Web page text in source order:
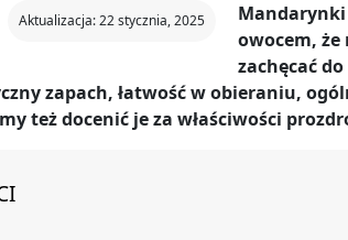
Aktualizacja: 22 stycznia, 2025
owocem,
zachęcać
zapach, łatwość w obieraniu,
też docenić je za właściwości